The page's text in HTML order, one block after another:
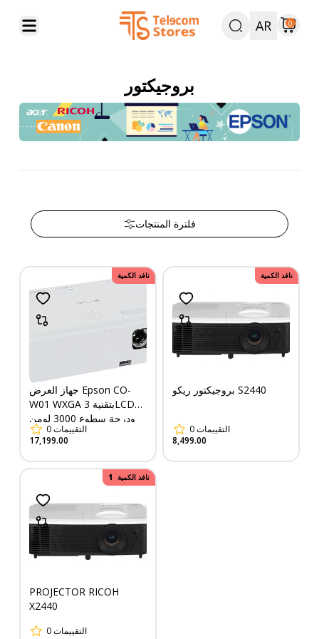
AR 0
بروجيكتور
فلترة المنتجات
نافد الكمية
جهاز العرض Epson CO-
W01 WXGA بتقنية 3LCD
ودرجة سطوع 3000 لومن
باللون الأبيض
0التقييمات
17,199.00
نافد الكمية
بروجيكتور ريكو S2440
0التقييمات
8,499.00
خصم150.00
نافد الكمية
PROJECTOR RICOH
X2440
0التقييمات